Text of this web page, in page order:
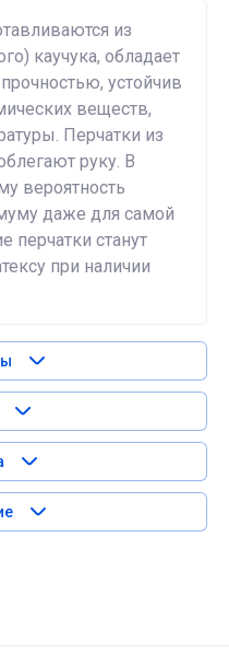
из
каучука, обладает
устойчив
веществ,
Перчатки из
руку. В
вероятность
даже для самой
перчатки станут
при наличии